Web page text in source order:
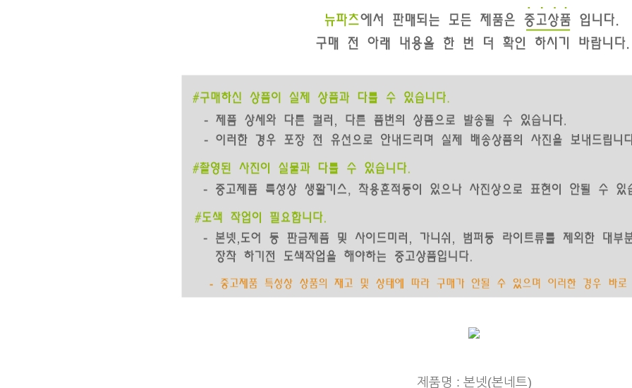
제품명 : 본넷(본네트)